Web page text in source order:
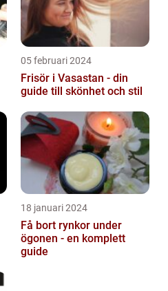
05 februari 2024
Frisör i Vasastan - din
guide till skönhet och stil
18 januari 2024
Få bort rynkor under
ögonen - en komplett
guide